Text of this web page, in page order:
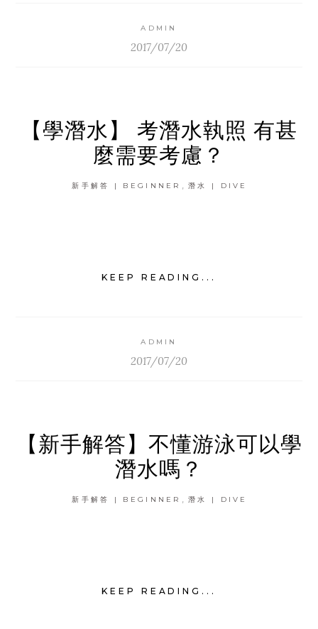
ADMIN
2017/07/20
【學潛水】 考潛水執照 有甚
麼需要考慮？
新手解答 | BEGINNER 潛水 | DIVE
KEEP READING...
ADMIN
2017/07/20
【新手解答】不懂游泳可以學
潛水嗎？
新手解答 | BEGINNER 潛水 | DIVE
KEEP READING...